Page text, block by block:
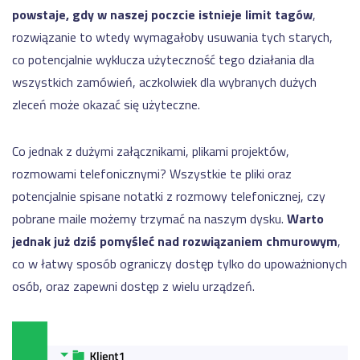
powstaje, gdy w naszej poczcie istnieje limit tagów,
rozwiązanie to wtedy wymagałoby usuwania tych starych,
co potencjalnie wyklucza użyteczność tego działania dla
wszystkich zamówień, aczkolwiek dla wybranych dużych
zleceń może okazać się użyteczne.
Co jednak z dużymi załącznikami, plikami projektów,
rozmowami telefonicznymi? Wszystkie te pliki oraz
potencjalnie spisane notatki z rozmowy telefonicznej, czy
pobrane maile możemy trzymać na naszym dysku. Warto
jednak już dziś pomyśleć nad rozwiązaniem chmurowym,
co w łatwy sposób ograniczy dostęp tylko do upoważnionych
osób, oraz zapewni dostęp z wielu urządzeń.